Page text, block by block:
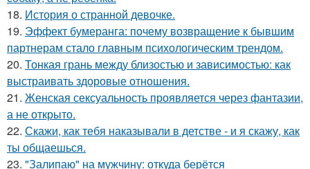
18. История о странной девочке.
19. Эффект бумеранга: почему возвращение к бывшим
партнерам стало главным психологическим трендом.
20. Тонкая грань между близостью и зависимостью: как
выстраивать здоровые отношения.
21. Женская сексуальность проявляется через фантазии,
а не открыто.
22. Скажи, как тебя наказывали в детстве - и я скажу, как
ты общаешься.
23. "Залипаю" на мужчину: откуда берётся